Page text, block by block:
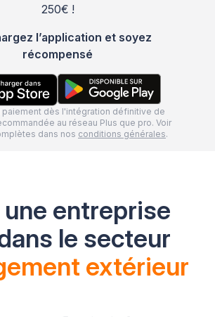
250€ !
l’application et soyez
récompensé
paiement dès l'intégration définitive de
au réseau Plus que pro. Voir
dans nos conditions générales.
entreprise
le secteur
extérieur